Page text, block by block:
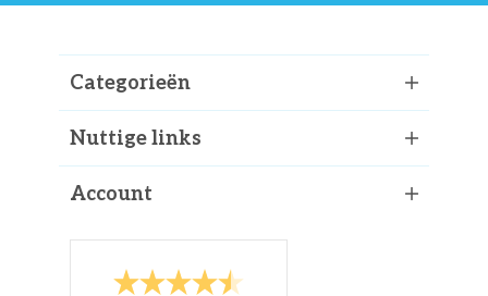
Categorieën
Nuttige links
Account